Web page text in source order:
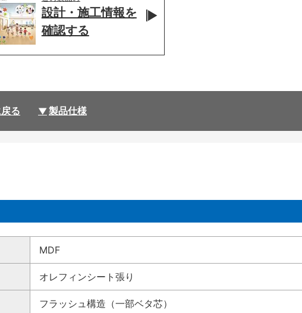
設計・施工情報を
確認する
る 製品仕様
MDF
オレフィンシート張り
フラッシュ構造（一部ベタ芯）